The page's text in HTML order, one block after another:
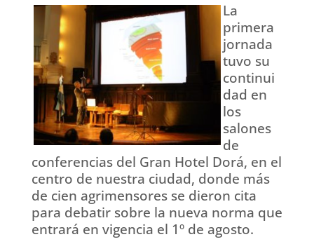
La
primera
jornada
tuvo su
continui
dad en
los
salones
de
conferencias del Gran Hotel Dorá, en el
centro de nuestra ciudad, donde más
de cien agrimensores se dieron cita
para debatir sobre la nueva norma que
entrará en vigencia el 1º de agosto.